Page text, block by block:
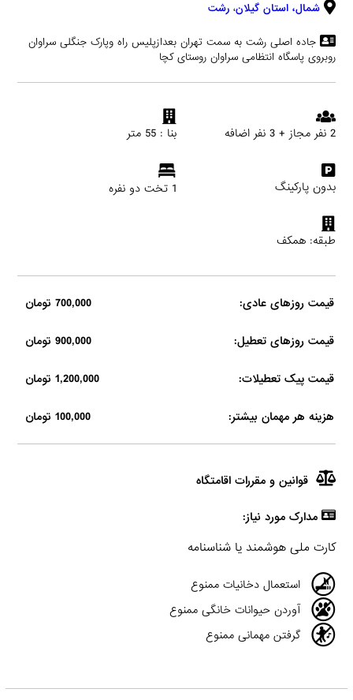
شمال، استان گیلان، رشت
جاده اصلی رشت به سمت تهران بعدازپلیس راه وپارک جنگلی سراوان
روبروی پاسگاه انتظامی سراوان روستای کچا
2 نفر مجاز + 3 نفر اضافه بنا : 55 متر
بدون پارکینگ 1 تخت دو نفره
طبقه: همکف
قیمت روزهای عادی: 700,000 تومان
قیمت روزهای تعطیل: 900,000 تومان
قیمت پیک تعطیلات: 1,200,000 تومان
هزینه هر مهمان بیشتر: 100,000 تومان
قوانین و مقررات اقامتگاه
مدارک مورد نیاز:
کارت ملی هوشمند یا شناسنامه
استعمال دخانیات ممنوع
آوردن حیوانات خانگی ممنوع
گرفتن مهمانی ممنوع